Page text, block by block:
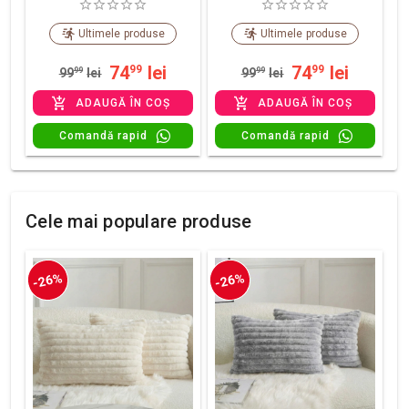
Ultimele produse
9999 lei 7499 lei
ADAUGĂ ÎN COȘ
Comandă rapid
Ultimele produse
9999 lei 7499 lei
ADAUGĂ ÎN COȘ
Comandă rapid
Cele mai populare produse
-26% -26%